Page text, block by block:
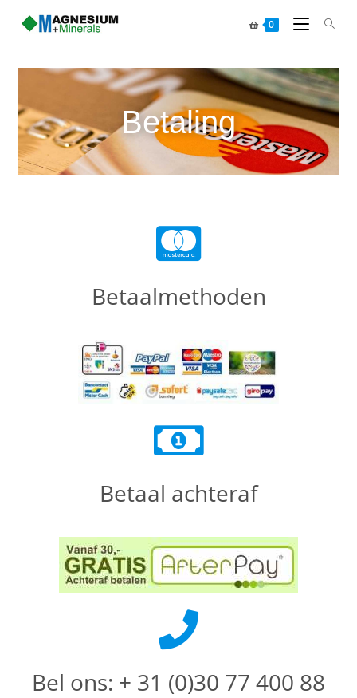
0
Betaling
Betaalmethoden
Betaal achteraf
Bel ons: + 31 (0)30 77 400 88